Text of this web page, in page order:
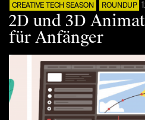
CREATIVE TECH SEASON ROUNDUP
2D und 3D
für Anfänger